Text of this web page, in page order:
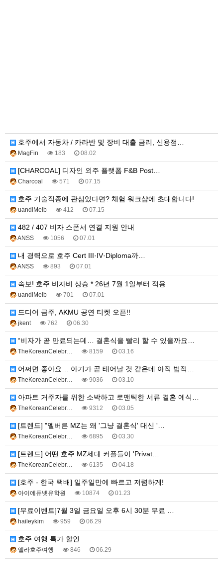
호주에서 자동차 / 카라반 및 장비 대출 금리, 신용점…
MagFin 183 08.02
[CHARCOAL] 디자인 외주 플랫폼 F&B Post…
Charcoal 571 07.15
호주 기술직종에 관심있다면? 체험 워크샵에 초대합니다!
uandiMelb 412 07.15
482 / 407 비자 스폰서 연결 지원 안내
ANSS 1056 07.01
내 경력으로 호주 Cert III·IV·Diploma까…
ANSS 893 07.01
속보! 호주 비자비 상승 * 26년 7월 1일부터 적용
uandiMelb 701 07.01
드디어 금주, AKMU 공연 티켓 오픈!!
jkent 762 06.30
“비자가 곧 만료되는데… 결혼식을 빨리 할 수 있을까요…
TheKoreanCelebr… 8159 03.16
어쩌면 좋아요… 아기가 곧 태어날 것 같은데 아직 법적…
TheKoreanCelebr… 9036 03.10
아파트 거주자를 위한 소박하고 로맨틱한 서류 결혼 예식…
TheKoreanCelebr… 9312 03.05
[트렌드] "멜버른 MZ는 왜 '그냥 결혼식' 대신 '…
TheKoreanCelebr… 6895 03.30
[트렌드] 어떤 호주 MZ세대 커플들이 'Privat…
TheKoreanCelebr… 6135 04.18
[호주 - 한국 택배] 일주일만에 빠르고 저렴하게!
아이에듀넷유학원 10874 01.23
[무료이벤트]7월 3일 금요일 오후 6시 30분 무료 …
haileykim 959 06.29
호주 여행 특가 할인
앨라호주여행 846 06.29